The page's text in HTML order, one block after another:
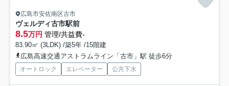
広島市安佐南区古市
ヴェルディ古市駅前
8.5万円 管理/共益費-
83.90㎡ (3LDK) /築5年 /15階建
広島高速交通アストラムライン「古市」駅 徒歩6分
オートロック エレベーター 公共下水